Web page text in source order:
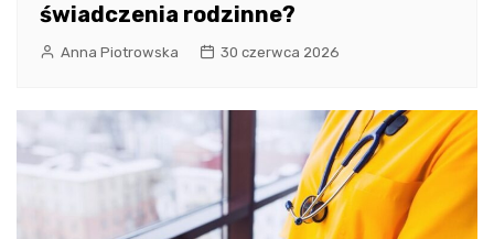
świadczenia rodzinne?
Anna Piotrowska 30 czerwca 2026